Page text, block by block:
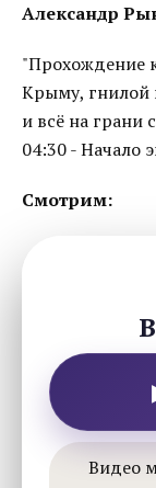
Александр
"Прохождение
Крыму, гнилой
и всё на грани
04:30 - Начало
Смотрим:
Видео